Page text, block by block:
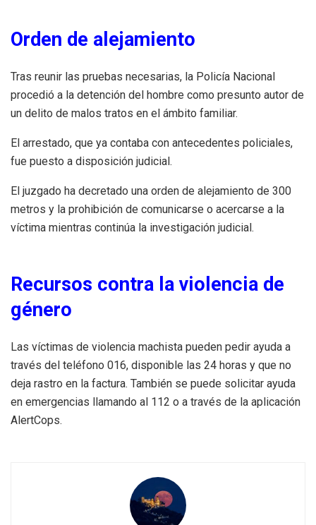
Orden de alejamiento
Tras reunir las pruebas necesarias, la Policía Nacional
procedió a la detención del hombre como presunto autor de
un delito de malos tratos en el ámbito familiar.
El arrestado, que ya contaba con antecedentes policiales,
fue puesto a disposición judicial.
El juzgado ha decretado una orden de alejamiento de 300
metros y la prohibición de comunicarse o acercarse a la
víctima mientras continúa la investigación judicial.
Recursos contra la violencia de
género
Las víctimas de violencia machista pueden pedir ayuda a
través del teléfono 016, disponible las 24 horas y que no
deja rastro en la factura. También se puede solicitar ayuda
en emergencias llamando al 112 o a través de la aplicación
AlertCops.